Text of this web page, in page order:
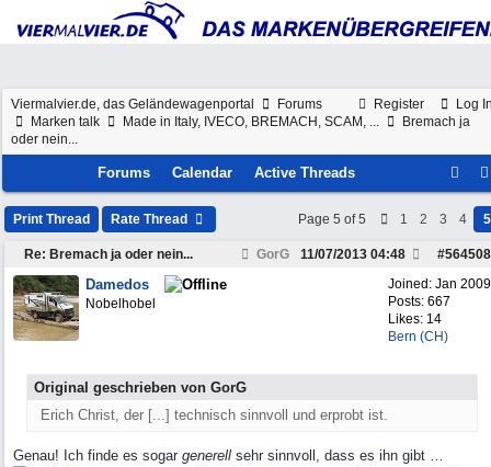
Register Log
Viermalvier.de, das Geländewagenportal
Forums
Marken talk
Made in Italy, IVECO, BREMACH, SCAM, ...
Bremach ja
oder nein...
Forums Calendar Active Threads
Print Thread Rate Thread Page 5 of 5 1 2 3 4 5
Re: Bremach ja oder nein... GorG #564508
11/07/2013 04:48
Joined: Jan 2009
Posts: 667
Likes: 14
Bern (CH)
Damedos
Nobelhobel
Original geschrieben von GorG
Erich Christ, der [...] technisch sinnvoll und erprobt ist.
Genau! Ich finde es sogar generell sehr sinnvoll, dass es ihn gibt …